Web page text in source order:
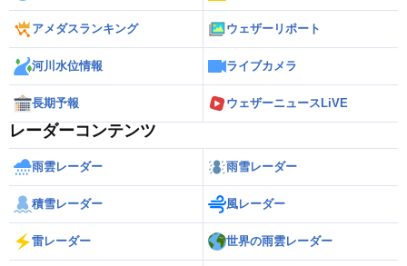
アメダスランキング ウェザーリポート
河川水位情報 ライブカメラ
長期予報 ウェザーニュースLiVE
レーダーコンテンツ
雨雲レーダー 雨雪レーダー
積雪レーダー 風レーダー
雷レーダー 世界の雨雲レーダー